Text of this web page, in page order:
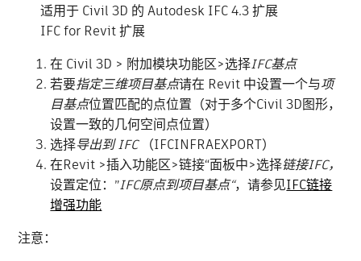
适用于 Civil 3D 的 Autodesk IFC 4.3 扩展
IFC for Revit 扩展
在 Civil 3D > 附加模块功能区>选择IFC基点
若要指定三维项目基点请在 Revit 中设置一个与项
目基点位置匹配的点位置（对于多个Civil 3D图形，
设置一致的几何空间点位置）
选择导出到 IFC（IFCINFRAEXPORT）
在Revit >插入功能区>链接“面板中>选择链接IFC，
设置定位：”IFC原点到项目基点“，请参见IFC链接
增强功能
注意：